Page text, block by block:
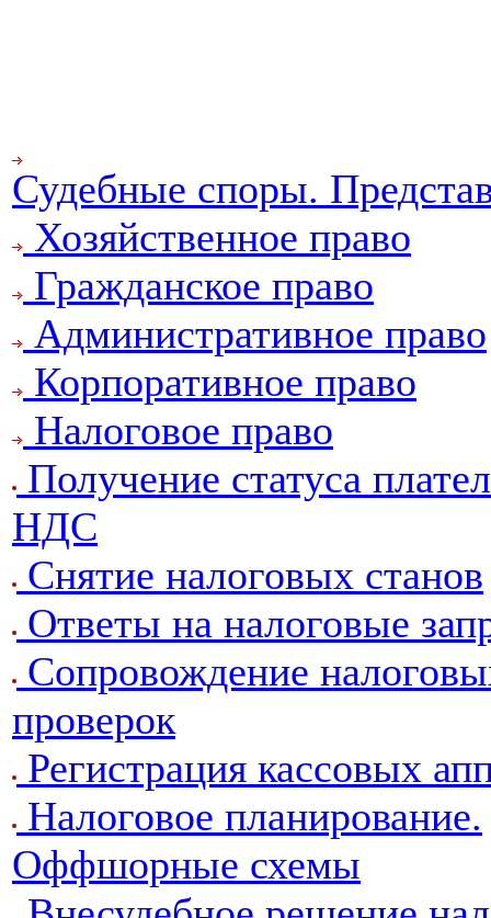
Судебные споры.
Хозяйственное право
Гражданское право
Административное право
Корпоративное право
Налоговое право
Получение статуса
НДС
Снятие налоговых станов
Ответы на налоговые
Сопровождение
проверок
Регистрация кассовых
Налоговое планирование.
Оффшорные схемы